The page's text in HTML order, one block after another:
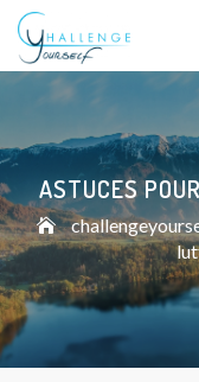
ASTUCES